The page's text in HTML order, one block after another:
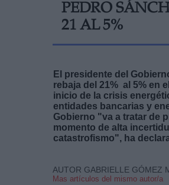
PEDRO
21 AL 5%
El presidente del
rebaja del 21% al 5% en
inicio de la crisis
entidades bancarias y
Gobierno "va a tratar de
momento de alta
catastrofismo", ha
AUTOR GABRIELLE GÓMEZ
Mas artículos del mismo autor/a
link
Información adicional